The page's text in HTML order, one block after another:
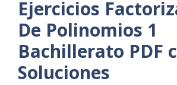
Ejercicios
De Polinomios 1
Bachillerato PDF
Soluciones